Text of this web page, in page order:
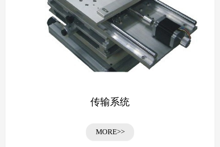
传输系统
MORE>>